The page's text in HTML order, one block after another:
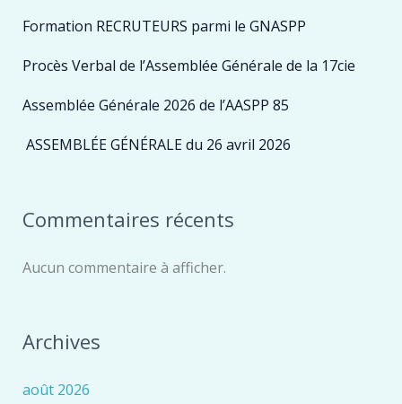
Formation RECRUTEURS parmi le GNASPP
Procès Verbal de l’Assemblée Générale de la 17cie
Assemblée Générale 2026 de l’AASPP 85
ASSEMBLÉE GÉNÉRALE du 26 avril 2026
Commentaires récents
Aucun commentaire à afficher.
Archives
août 2026